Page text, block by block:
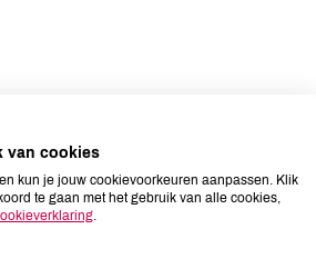
niet aanwezig
niet aanwezig
van cookies
kun je jouw cookievoorkeuren aanpassen. Klik
te gaan met het gebruik van alle cookies,
.